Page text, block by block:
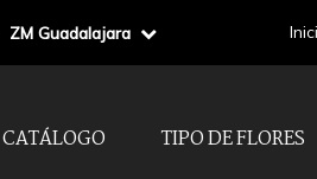
ZM Guadalajara
CATÁLOGO TIPO DE FLORES